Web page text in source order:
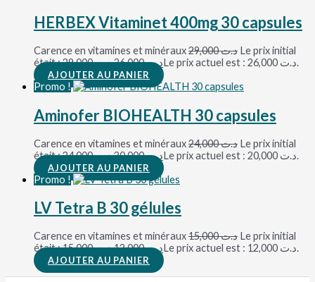
HERBEX Vitaminet 400mg 30 capsules
Carence en vitamines et minéraux د.ت29,000
Le prix initial
était : د.ت 29,000.
د.ت26,000 Le prix actuel est : د.ت 26,000.
AJOUTER AU PANIER
Promo !
Aminofer BIOHEALTH 30 capsules
Carence en vitamines et minéraux د.ت24,000
Le prix initial
était : د.ت 24,000.
د.ت20,000 Le prix actuel est : د.ت 20,000.
AJOUTER AU PANIER
Promo !
LV Tetra B 30 gélules
Carence en vitamines et minéraux د.ت15,000
Le prix initial
était : د.ت 15,000.
د.ت12,000 Le prix actuel est : د.ت 12,000.
AJOUTER AU PANIER